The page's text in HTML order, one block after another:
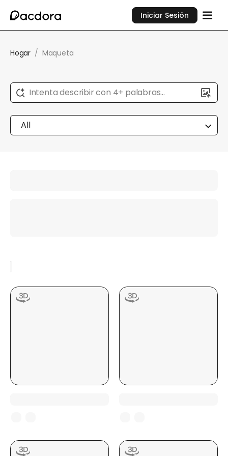
Iniciar Sesión
Hogar / Maqueta
Intenta describir con 4+ palabras...
All